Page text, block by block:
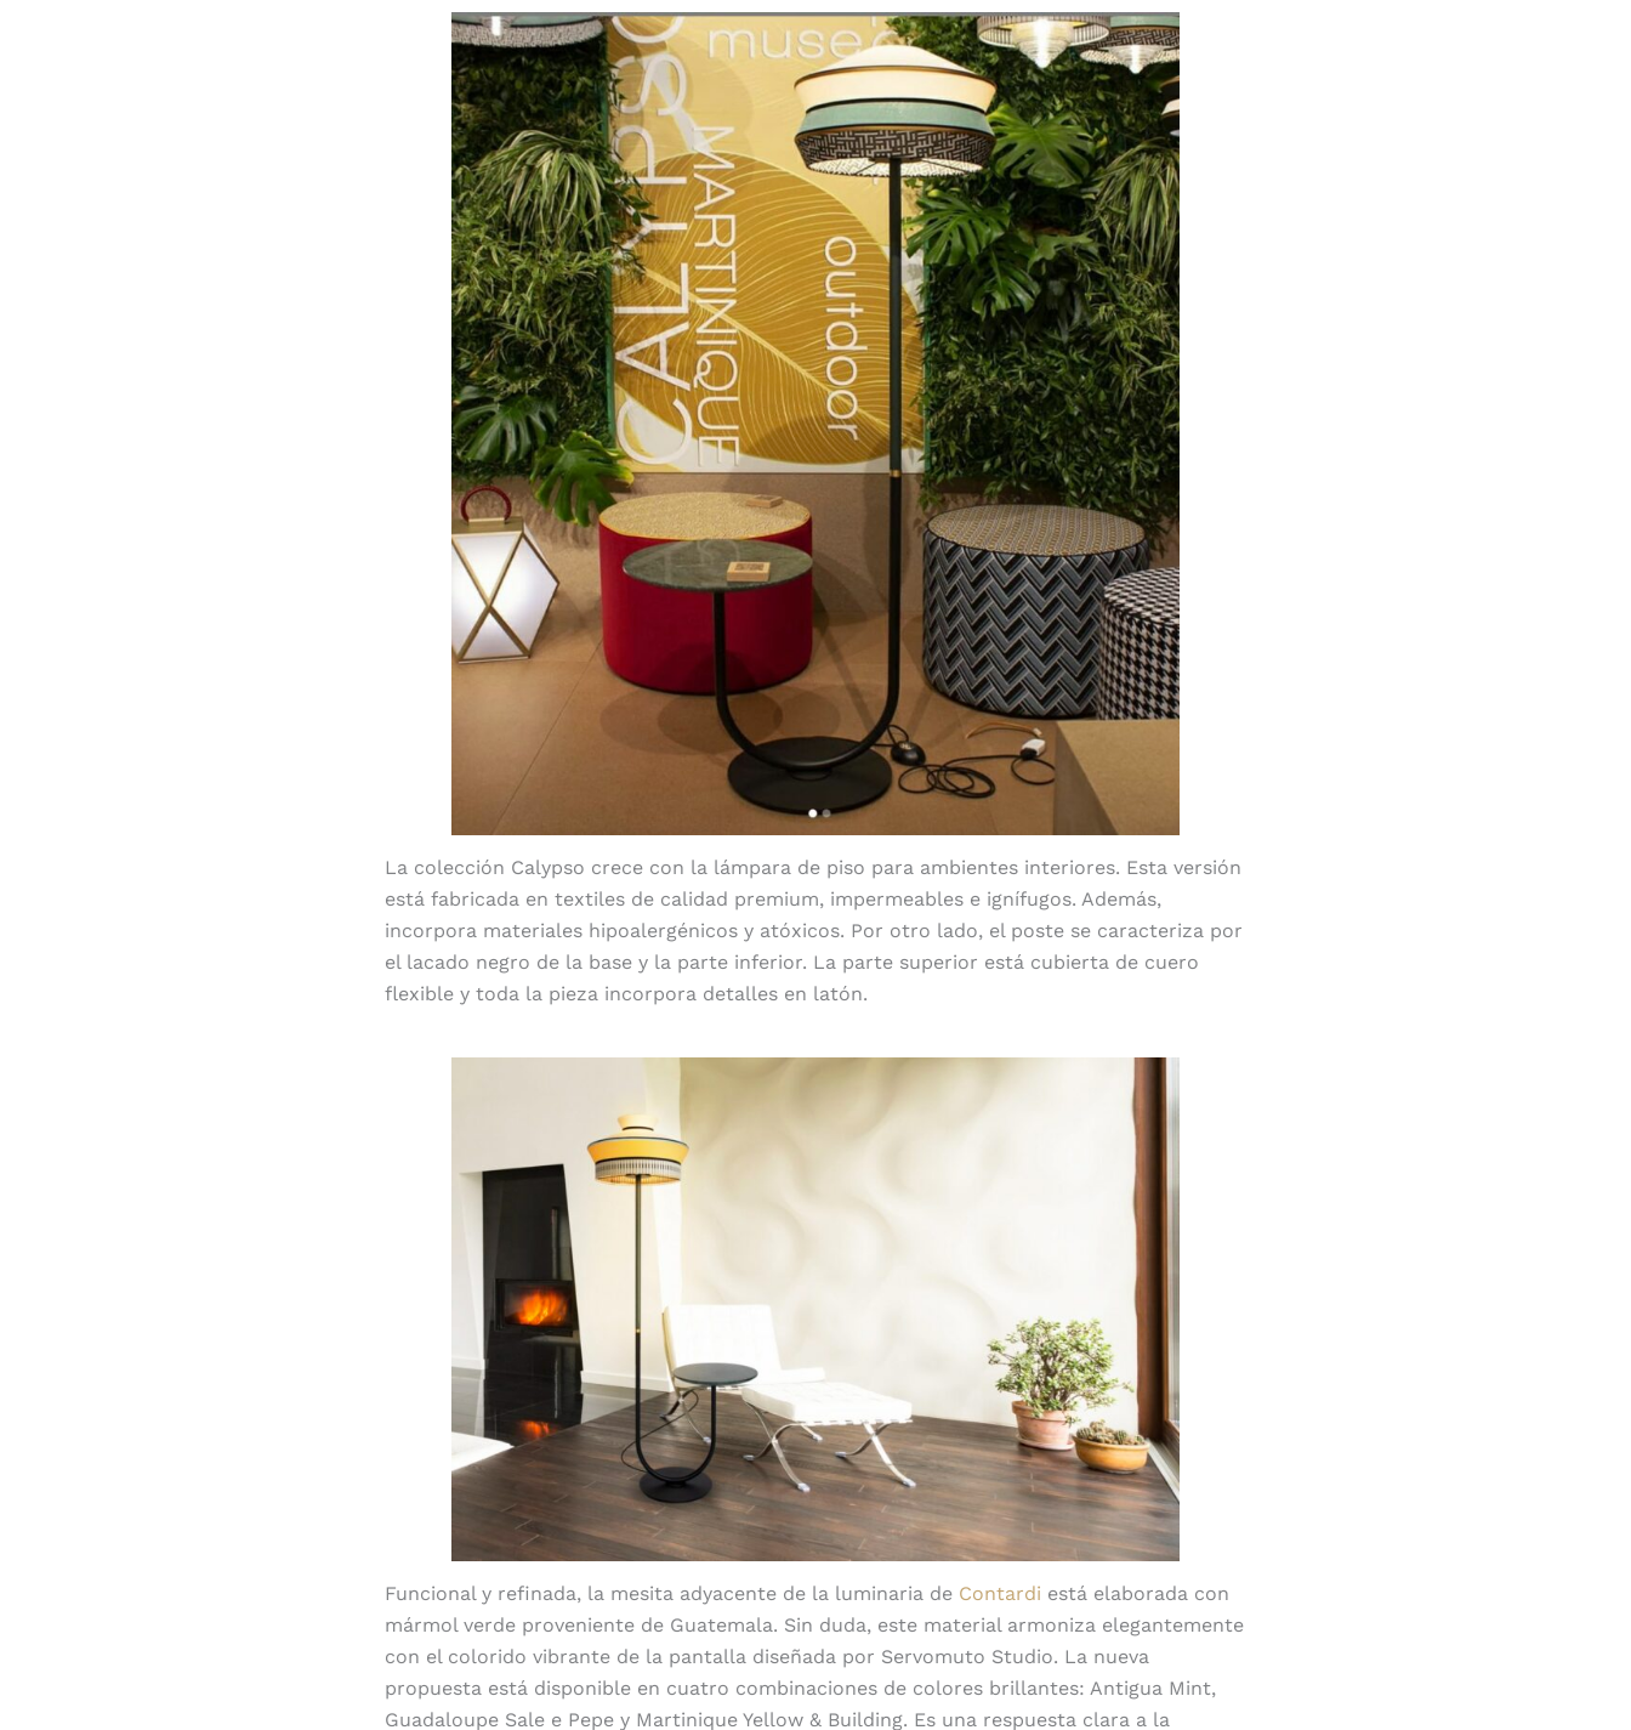
La colección Calypso crece con la lámpara de piso para ambientes interiores. Esta versión
está fabricada en textiles de calidad premium, impermeables e ignífugos. Además,
incorpora materiales hipoalergénicos y atóxicos. Por otro lado, el poste se caracteriza por
el lacado negro de la base y la parte inferior. La parte superior está cubierta de cuero
flexible y toda la pieza incorpora detalles en latón.
Funcional y refinada, la mesita adyacente de la luminaria de Contardi está elaborada con
mármol verde proveniente de Guatemala. Sin duda, este material armoniza elegantemente
con el colorido vibrante de la pantalla diseñada por Servomuto Studio. La nueva
propuesta está disponible en cuatro combinaciones de colores brillantes: Antigua Mint,
Guadaloupe Sale e Pepe y Martinique Yellow & Building. Es una respuesta clara a la